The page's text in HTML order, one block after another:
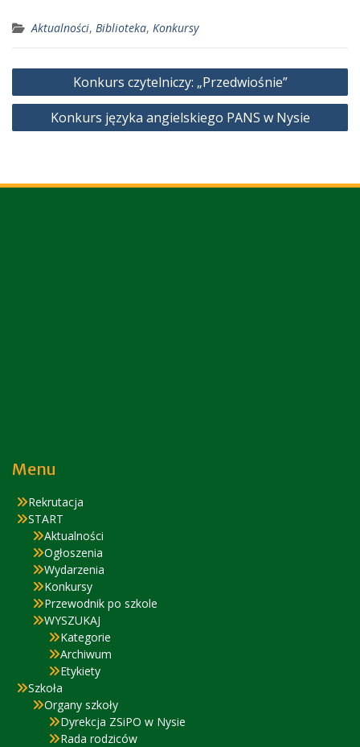
Aktualności, Biblioteka, Konkursy
Nawigacja
wpisu
Konkurs czytelniczy: „Przedwiośnie”
Konkurs języka angielskiego PANS w Nysie
Menu
Rekrutacja
START
Aktualności
Ogłoszenia
Wydarzenia
Konkursy
Przewodnik po szkole
WYSZUKAJ
Kategorie
Archiwum
Etykiety
Szkoła
Organy szkoły
Dyrekcja ZSiPO w Nysie
Rada rodziców